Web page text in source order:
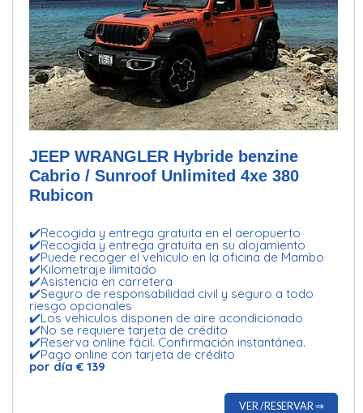
JEEP WRANGLER Hybride benzine
Cabrio / Sunroof Unlimited 4xe 380
Rubicon
✔️Recogida y entrega gratuita en el aeropuerto
✔️Recogida y entrega gratuita en su alojamiento
✔️Puede recoger el vehiculo en la oficina de Mambo
✔️Kilometraje ilimitado
✔️Asistencia en carretera
✔️Seguro de responsabilidad civil y seguro a todo
riesgo opcionales
✔️Los vehiculos disponen de aire acondicionado
✔️No se requiere tarjeta de crédito
✔️Reserva online fácil. Confirmación instantánea.
✔️Pago online con tarjeta de crédito
por día € 139
VER /RESERVAR ⇒